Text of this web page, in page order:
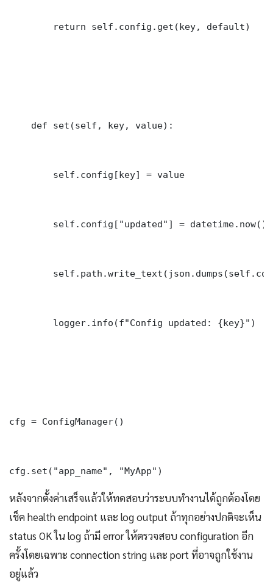
        return self.config.get(key, default)
    def set(self, key, value):
        self.config[key] = value
self.config["updated"] =
        logger.info(f"Config updated: {key}")
cfg = ConfigManager()
cfg.set("app_name", "MyApp")
หลังจากตั้งค่าเสร็จแล้วให้ทดสอบว่าระบบทำงานได้ถูกต้องโดย
เช็ค health endpoint และ log output ถ้าทุกอย่างปกติจะเห็น
status OK ใน log ถ้ามี error ให้ตรวจสอบ configuration อีก
ครั้งโดยเฉพาะ connection string และ port ที่อาจถูกใช้งาน
อยู่แล้ว